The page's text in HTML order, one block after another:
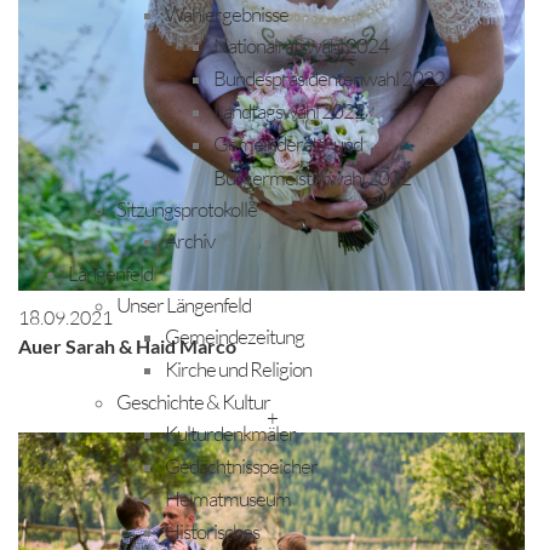
Wahlergebnisse
Nationalratswahl 2024
Bundespräsidentenwahl 2022
Landtagswahl 2022
Gemeinderats- und
Bürgermeisterwahl 2022
Sitzungsprotokolle
Archiv
Längenfeld
Unser Längenfeld
Gemeindezeitung
Kirche und Religion
Geschichte & Kultur
Kulturdenkmäler
Gedächtnisspeicher
Heimatmuseum
Historisches
18.09.2021
Auer Sarah & Haid Marco
+